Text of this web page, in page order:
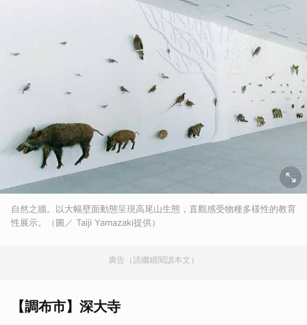
自然之牆。以大幅壁面動態呈現高尾山生態，直觀感受物種多樣性的教育
性展示。（圖／ Taiji Yamazaki提供）
廣告（請繼續閱讀本文）
【調布市】深大寺